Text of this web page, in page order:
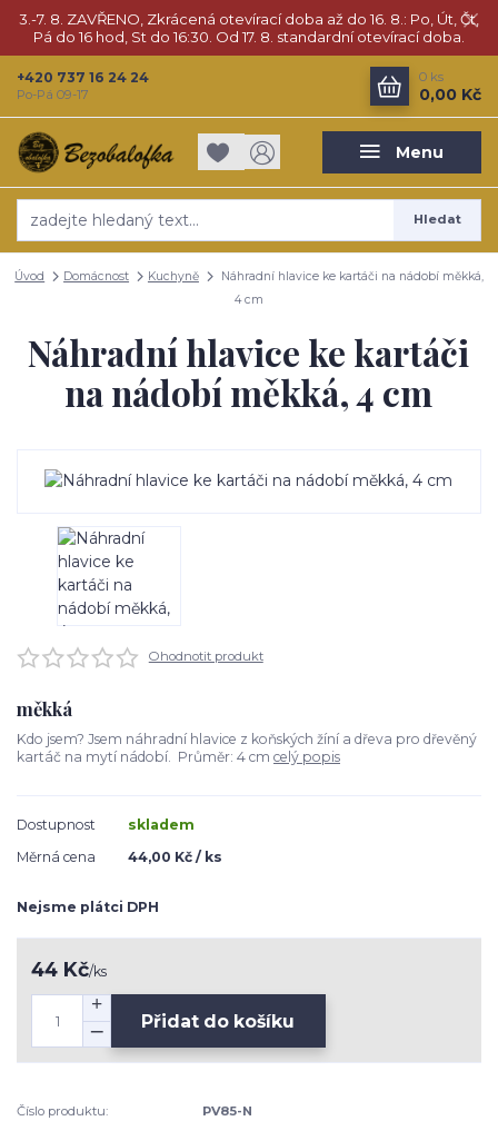
3.-7. 8. ZAVŘENO, Zkrácená otevírací doba až do 16. 8.: Po, Út, Čt,
Pá do 16 hod, St do 16:30. Od 17. 8. standardní otevírací doba.
Menu
Hledat
+420 737 16 24 24
Po-Pá 09-17
0 ks
0,00 Kč
Úvod Domácnost Kuchyně
Náhradní hlavice ke kartáči na nádobí měkká,
4 cm
Náhradní hlavice ke kartáči
na nádobí měkká, 4 cm
Ohodnotit produkt
měkká
Kdo jsem? Jsem náhradní hlavice z koňských žíní a dřeva pro dřevěný
kartáč na mytí nádobí. Průměr: 4 cm celý popis
Dostupnost
skladem
Měrná cena
44,00 Kč / ks
Nejsme plátci DPH
44 Kč/ks
Přidat do košíku
Číslo produktu:
PV85-N